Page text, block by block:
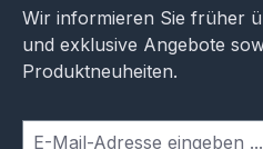
Wir informieren Sie früher
und exklusive Angebote
Produktneuheiten.